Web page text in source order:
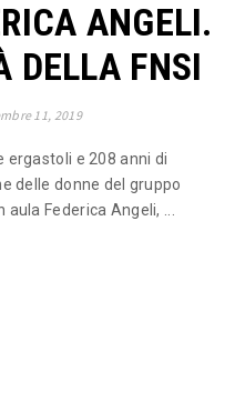
ANGELI.
DELLA FNSI
11, 2019
ergastoli e 208 anni di
delle donne del gruppo
Federica Angeli, ...